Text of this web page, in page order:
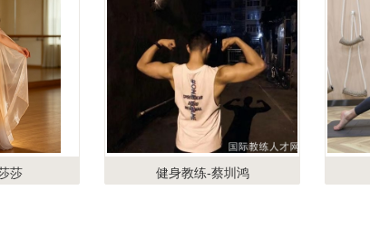
莎 健身教练-蔡圳鸿